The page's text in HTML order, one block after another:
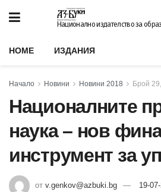
Национално издателство за
HOME ИЗДАНИЯ
Начало Новини Новини 2018 Брой
Националните
наука – нов
инструмент за
от v.genkov@azbuki.bg 19-